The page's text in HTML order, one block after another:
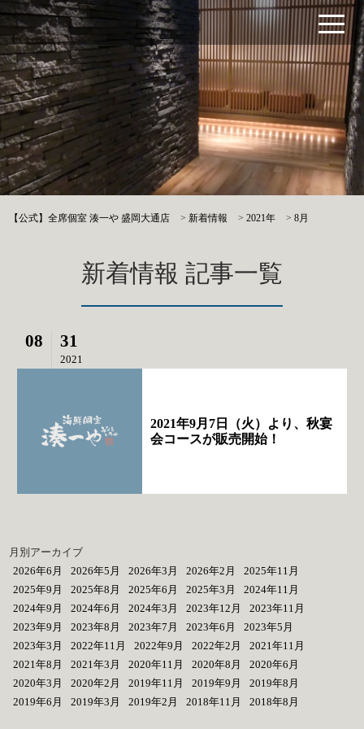
【公式】全席個室 湊一や 盛岡大通店 >新着情報 >2021年 >8月
新着情報 記事一覧
08 31
2021
2021年9月7日（火）より、秋宴
会コースが販売開始！
月別アーカイブ
2026年6月
2026年5月 2026年3月 2026年2月
2025年11月
2025年9月
2025年8月 2025年6月 2025年3月
2024年11月
2024年9月
2024年6月 2024年3月 2023年12月
2023年11月
2023年9月
2023年8月 2023年7月 2023年6月
2023年5月
2023年3月
2022年11月 2022年9月 2022年2月
2021年11月
2021年8月
2021年3月 2020年11月 2020年8月
2020年6月
2020年3月
2020年2月 2019年11月 2019年9月
2019年8月
2019年6月
2019年3月 2019年2月 2018年11月 2018年8月